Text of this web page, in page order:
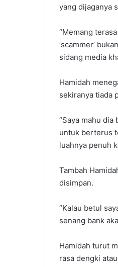
yang dijaganya
“Memang
‘scammer’
sidang media
Hamidah
sekiranya tiada
“Saya mahu
untuk berterus
luahnya penuh
Tambah
disimpan.
“Kalau betul
senang bank
Hamidah turut
rasa dengki